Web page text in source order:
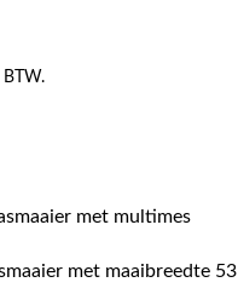
BTW.
met multimes
met maaibreedte